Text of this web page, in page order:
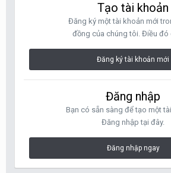
Tạo tài khoản
Đăng ký một tài khoản mới
đồng của chúng tôi. Điều đó
Đăng ký tài khoản mới
Đăng nhập
Bạn có sẵn sàng để tạo một
Đăng nhập tại đây.
Đăng nhập ngay